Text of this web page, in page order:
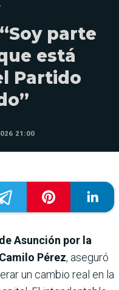
parte
está
Partido
21:00
Asunción por la
Pérez, aseguró
un cambio real en la